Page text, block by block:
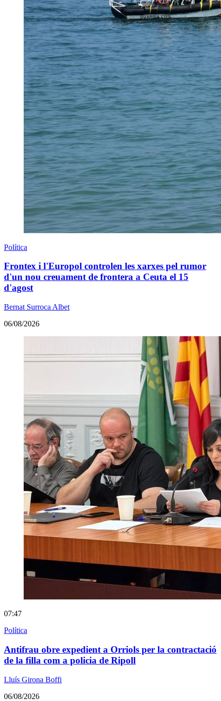
Política
Frontex i l'Europol controlen les xarxes pel rumor
d'un nou creuament de frontera a Ceuta el 15
d'agost
Bernat Surroca Albet
06/08/2026
07:47
Política
Antifrau obre expedient a Orriols per la contractació
de la filla com a policia de Ripoll
Lluís Girona Boffi
06/08/2026